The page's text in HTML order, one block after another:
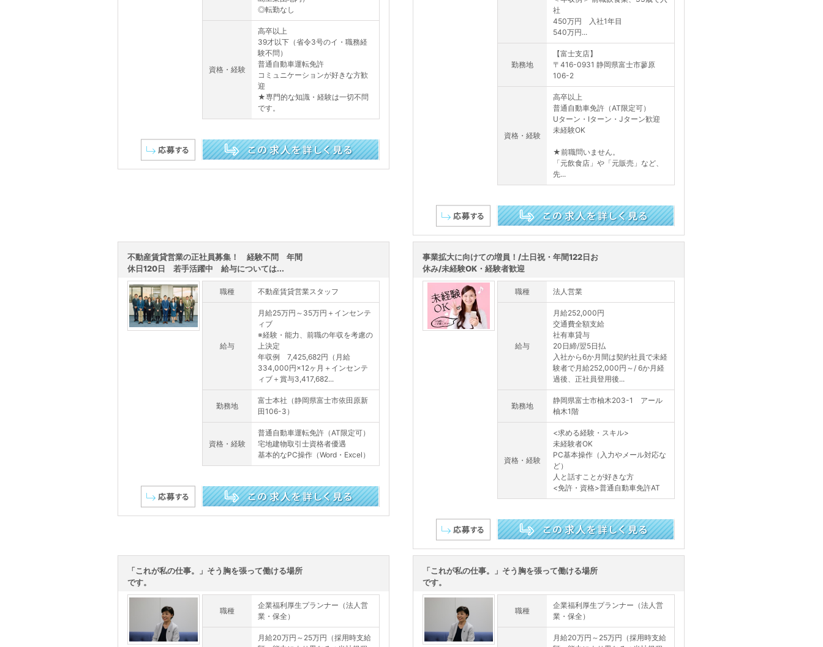
◎転勤なし
資格・経験
高卒以上
39才以下（省令3号のイ・職務経
験不問）
普通自動車運転免許
コミュニケーションが好きな方歓
迎
★専門的な知識・経験は一切不問
です。
社
450万円 入社1年目
540万円...
勤務地
【富士支店】
〒416-0931 静岡県富士市蓼原
106-2
資格・経験
高卒以上
普通自動車免許（AT限定可）
Uターン・Iターン・Jターン歓迎
未経験OK
★前職問いません。
「元飲食店」や「元販売」など、
先...
不動産賃貸営業の正社員募集！ 経験不問 年間
休日120日 若手活躍中 給与については...
職種 不動産賃貸営業スタッフ
給与
月給25万円～35万円＋インセンテ
ィブ
※経験・能力、前職の年収を考慮の
上決定
年収例 7,425,682円（月給
334,000円×12ヶ月＋インセンテ
ィブ＋賞与3,417,682...
勤務地
富士本社（静岡県富士市依田原新
田106-3）
資格・経験
普通自動車運転免許（AT限定可）
宅地建物取引士資格者優遇
基本的なPC操作（Word・Excel）
事業拡大に向けての増員！/土日祝・年間122日お
休み/未経験OK・経験者歓迎
職種 法人営業
給与
月給252,000円
交通費全額支給
社有車貸与
20日締/翌5日払
入社から6か月間は契約社員で未経
験者で月給252,000円～/ 6か月経
過後、正社員登用後...
勤務地
静岡県富士市柚木203-1 アール
柚木1階
資格・経験
<求める経験・スキル>
未経験者OK
PC基本操作（入力やメール対応な
ど）
人と話すことが好きな方
<免許・資格>普通自動車免許AT
「これが私の仕事。」そう胸を張って働ける場所
です。
職種
企業福利厚生プランナー（法人営
業・保全）
月給20万円～25万円（採用時支給
「これが私の仕事。」そう胸を張って働ける場所
です。
職種
企業福利厚生プランナー（法人営
業・保全）
月給20万円～25万円（採用時支給